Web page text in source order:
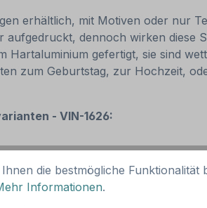
erhältlich, mit Motiven oder nur
dennoch wirken
gefertigt, sie sind
zum Geburtstag, zur Hochzeit,
- VIN-1626:
die bestmögliche Funktionalität
Informationen.